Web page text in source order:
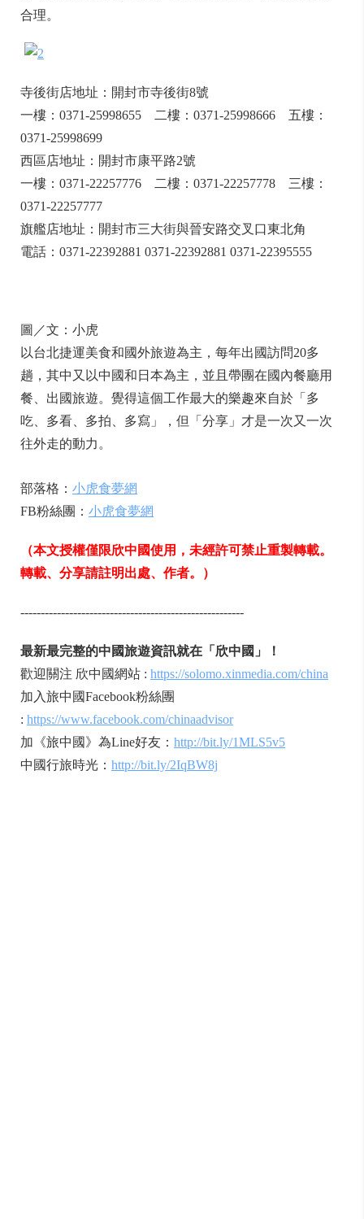
合理。
寺後街店地址：開封市寺後街8號
一樓：0371-25998655 二樓：0371-25998666 五樓：
0371-25998699
西區店地址：開封市康平路2號
一樓：0371-22257776 二樓：0371-22257778 三樓：
0371-22257777
旗艦店地址：開封市三大街與晉安路交叉口東北角
電話：0371-22392881 0371-22392881 0371-22395555
圖／文：小虎
以台北捷運美食和國外旅遊為主，每年出國訪問20多
趟，其中又以中國和日本為主，並且帶團在國內餐廳用
餐、出國旅遊。覺得這個工作最大的樂趣來自於「多
吃、多看、多拍、多寫」，但「分享」才是一次又一次
往外走的動力。
部落格： 小虎食夢網
FB粉絲團： 小虎食夢網
（本文授權僅限欣中國使用，未經許可禁止重製轉載。
轉載、分享請註明出處、作者。）
-------------------------------------------------------
最新最完整的中國旅遊資訊就在「欣中國」！
歡迎關注 欣中國網站 : https://solomo.xinmedia.com/china
加入旅中國Facebook粉絲團
: https://www.facebook.com/chinaadvisor
加《旅中國》為Line好友： http://bit.ly/1MLS5v5
中國行旅時光： http://bit.ly/2IqBW8j